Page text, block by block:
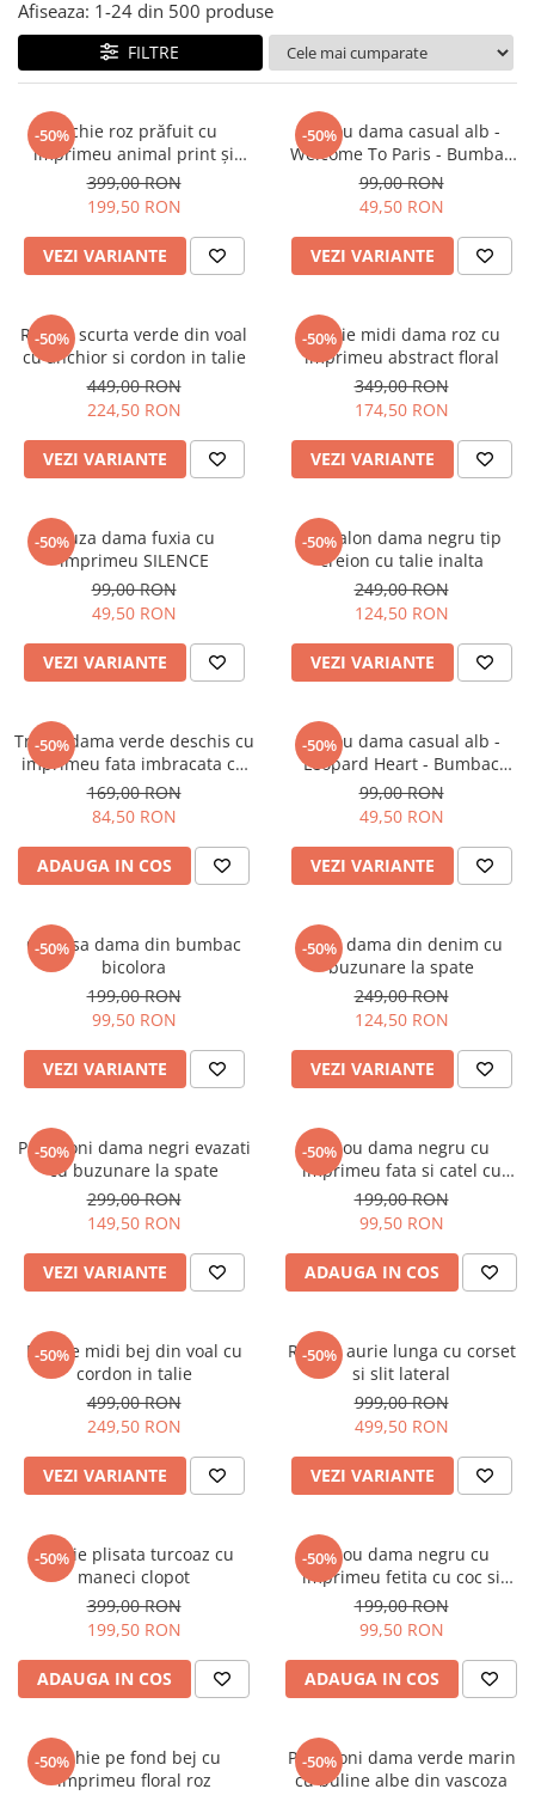
Tricouri si topuri
Rochii de eveniment
Afiseaza: 1-24 din 500 produse
FILTRE
-50%Rochie roz prăfuit cu
imprimeu animal print și
curea
399,00 RON
199,50 RON
VEZI VARIANTE
-50%
Tricou dama casual alb -
Welcome To Paris - Bumbac
Organic
99,00 RON
49,50 RON
VEZI VARIANTE
-50%
Rochie scurta verde din voal
cu anchior si cordon in talie
449,00 RON
224,50 RON
VEZI VARIANTE
-50%
Rochie midi dama roz cu
imprimeu abstract floral
349,00 RON
174,50 RON
VEZI VARIANTE
-50%Bluza dama fuxia cu
imprimeu SILENCE
99,00 RON
49,50 RON
VEZI VARIANTE
-50%
Pantalon dama negru tip
creion cu talie inalta
249,00 RON
124,50 RON
VEZI VARIANTE
-50%
Tricou dama verde deschis cu
imprimeu fata imbracata cu
alb si inghetata in mana
169,00 RON
84,50 RON
ADAUGA IN COS
-50%
Tricou dama casual alb -
Leopard Heart - Bumbac
Organic
99,00 RON
49,50 RON
VEZI VARIANTE
-50%
Camasa dama din bumbac
bicolora
199,00 RON
99,50 RON
VEZI VARIANTE
-50%
Blugi dama din denim cu
buzunare la spate
249,00 RON
124,50 RON
VEZI VARIANTE
-50%
Pantaloni dama negri evazati
cu buzunare la spate
299,00 RON
149,50 RON
VEZI VARIANTE
-50%
Tricou dama negru cu
imprimeu fata si catel cu
ochelari
199,00 RON
99,50 RON
ADAUGA IN COS
-50%
Rochie midi bej din voal cu
cordon in talie
499,00 RON
249,50 RON
VEZI VARIANTE
-50%
Rochie aurie lunga cu corset
si slit lateral
999,00 RON
499,50 RON
VEZI VARIANTE
-50%
Rochie plisata turcoaz cu
maneci clopot
399,00 RON
199,50 RON
ADAUGA IN COS
-50%
Tricou dama negru cu
imprimeu fetita cu coc si
ochelari albastrii
199,00 RON
99,50 RON
ADAUGA IN COS
-50%
Rochie pe fond bej cu
imprimeu floral roz
-50%
Pantaloni dama verde marin
cu buline albe din vascoza